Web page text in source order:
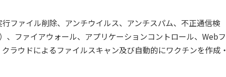
ファイル削除、アンチウイルス、アンチスパム、不正通信検
、ファイアウォール、アプリケーションコントロール、Webフ
ラウドによるファイルスキャン及び自動的にワクチンを作成・